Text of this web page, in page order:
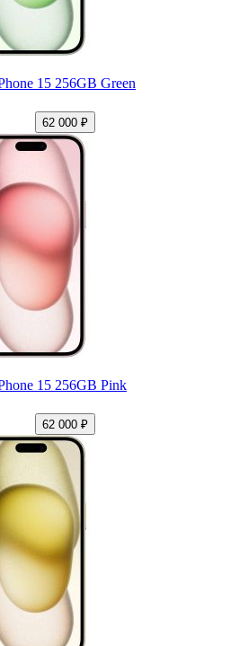
15 256GB Green
62 000 ₽
15 256GB Pink
62 000 ₽